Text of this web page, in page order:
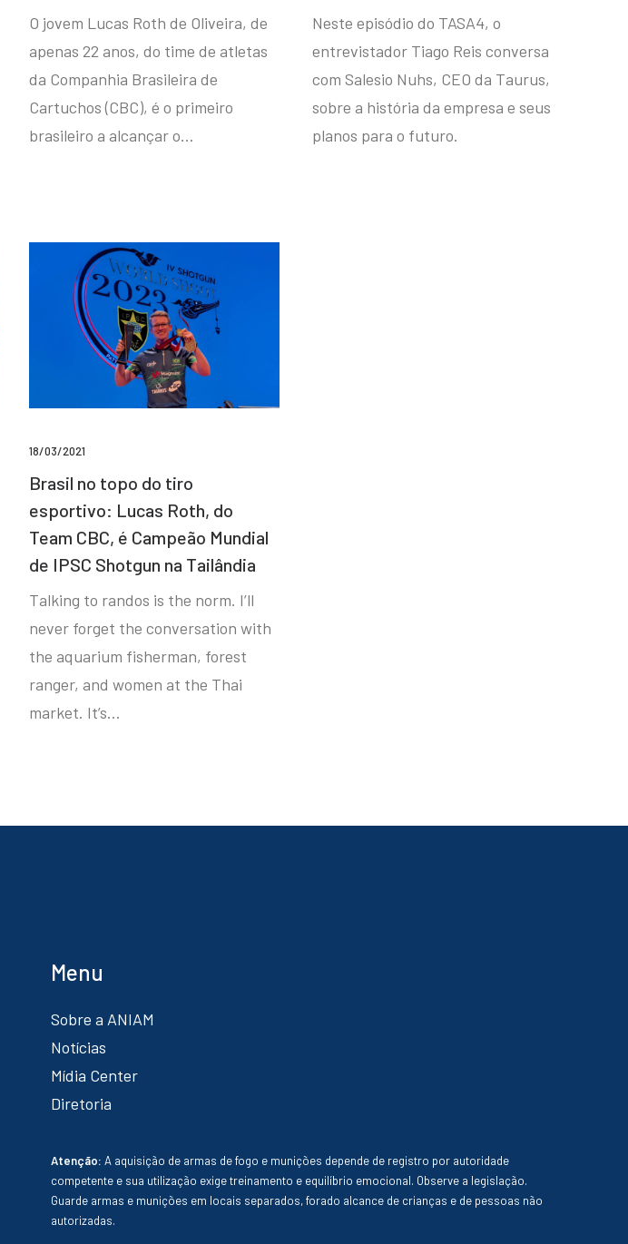
O jovem Lucas Roth de Oliveira, de
apenas 22 anos, do time de atletas
da Companhia Brasileira de
Cartuchos (CBC), é o primeiro
brasileiro a alcançar o…
Neste episódio do TASA4, o
entrevistador Tiago Reis conversa
com Salesio Nuhs, CEO da Taurus,
sobre a história da empresa e seus
planos para o futuro.
18/03/2021
Brasil no topo do tiro
esportivo: Lucas Roth, do
Team CBC, é Campeão Mundial
de IPSC Shotgun na Tailândia
Talking to randos is the norm. I’ll
never forget the conversation with
the aquarium fisherman, forest
ranger, and women at the Thai
market. It’s…
Menu
Sobre a ANIAM
Notícias
Mídia Center
Diretoria
Atenção: A aquisição de armas de fogo e munições depende de registro por autoridade
competente e sua utilização exige treinamento e equilíbrio emocional. Observe a legislação.
Guarde armas e munições em locais separados, forado alcance de crianças e de pessoas não
autorizadas.